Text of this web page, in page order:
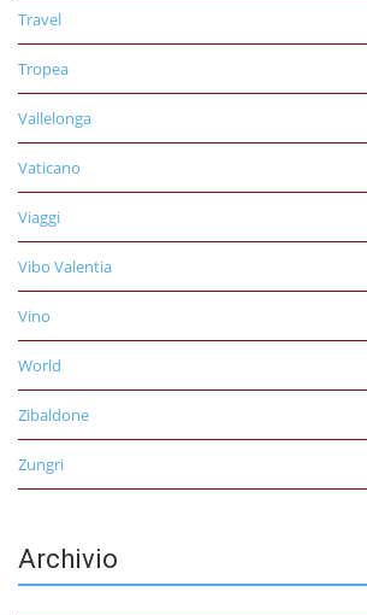
Travel
Tropea
Vallelonga
Vaticano
Viaggi
Vibo Valentia
Vino
World
Zibaldone
Zungri
Archivio